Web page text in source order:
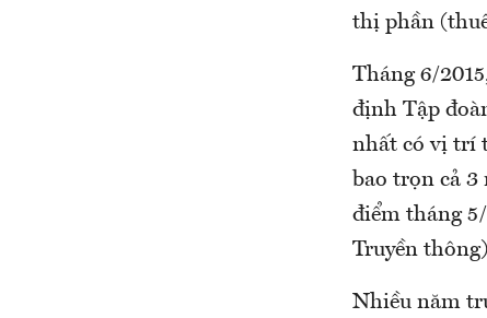
thị phần
Tháng 6/
định Tập
nhất có vị trí
bao trọn cả
điểm tháng
Truyền
Nhiều năm